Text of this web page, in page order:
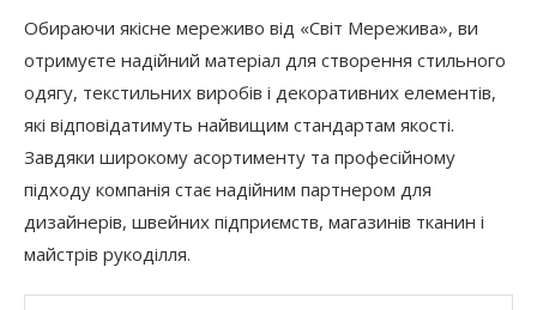
Обираючи якісне мереживо від «Світ Мережива», ви
отримуєте надійний матеріал для створення стильного
одягу, текстильних виробів і декоративних елементів,
які відповідатимуть найвищим стандартам якості.
Завдяки широкому асортименту та професійному
підходу компанія стає надійним партнером для
дизайнерів, швейних підприємств, магазинів тканин і
майстрів рукоділля.